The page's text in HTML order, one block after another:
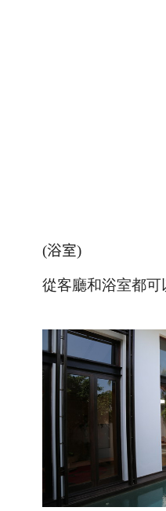
(浴室)
從客廳和浴室都